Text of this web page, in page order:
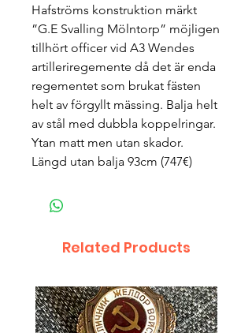
Hafströms konstruktion märkt
”G.E Svalling Mölntorp” möjligen
tillhört officer vid A3 Wendes
artilleriregemente då det är enda
regementet som brukat fästen
helt av förgyllt mässing. Balja helt
av stål med dubbla koppelringar.
Ytan matt men utan skador.
Längd utan balja 93cm (747€)
Related Products